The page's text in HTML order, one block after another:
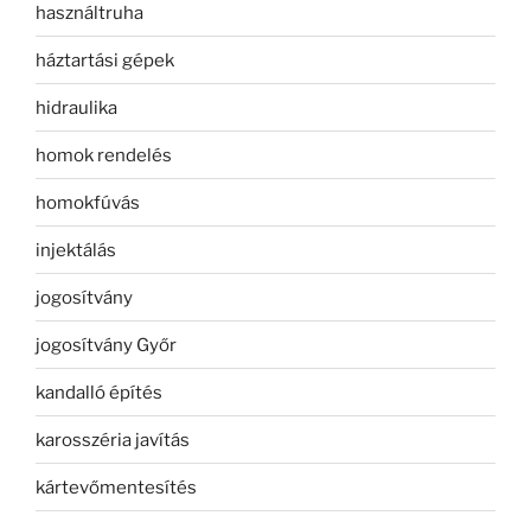
használtruha
háztartási gépek
hidraulika
homok rendelés
homokfúvás
injektálás
jogosítvány
jogosítvány Győr
kandalló építés
karosszéria javítás
kártevőmentesítés